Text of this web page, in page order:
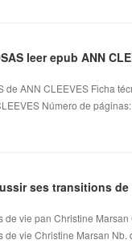
leer epub ANN
de ANN CLEEVES Ficha
Número de
ses transitions de
de vie pan Christine
de vie Christine Marsan Nb.